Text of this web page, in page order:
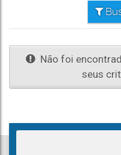
Não foi
seus